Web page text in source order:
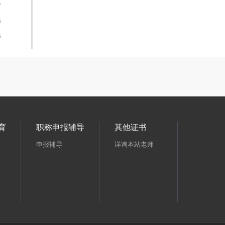
职称申报辅导
申报辅导
其他证书
详询本站老师